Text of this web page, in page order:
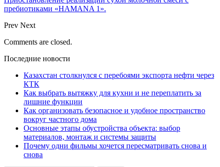
пребиотиками «HAMANA 1».
Prev Next
Comments are closed.
Последние новости
Казахстан столкнулся с перебоями экспорта нефти через
КТК
Как выбрать вытяжку для кухни и не переплатить за
лишние функции
Как организовать безопасное и удобное пространство
вокруг частного дома
Основные этапы обустройства объекта: выбор
материалов, монтаж и системы защиты
Почему одни фильмы хочется пересматривать снова и
снова